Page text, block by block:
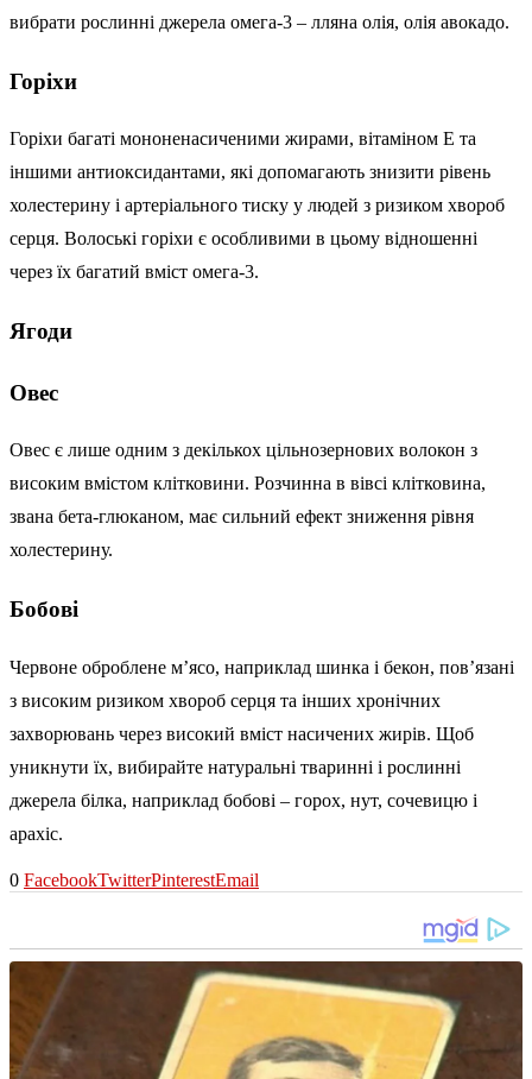
вибрати рослинні джерела омега-3 – лляна олія, олія авокадо.
Горіхи
Горіхи багаті мононенасиченими жирами, вітаміном Е та
іншими антиоксидантами, які допомагають знизити рівень
холестерину і артеріального тиску у людей з ризиком хвороб
серця. Волоські горіхи є особливими в цьому відношенні
через їх багатий вміст омега-3.
Ягоди
Овес
Овес є лише одним з декількох цільнозернових волокон з
високим вмістом клітковини. Розчинна в вівсі клітковина,
звана бета-глюканом, має сильний ефект зниження рівня
холестерину.
Бобові
Червоне оброблене м’ясо, наприклад шинка і бекон, пов’язані
з високим ризиком хвороб серця та інших хронічних
захворювань через високий вміст насичених жирів. Щоб
уникнути їх, вибирайте натуральні тваринні і рослинні
джерела білка, наприклад бобові – горох, нут, сочевицю і
арахіс.
0 FacebookTwitterPinterestEmail